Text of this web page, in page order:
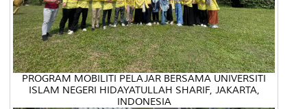
PROGRAM MOBILITI PELAJAR BERSAMA UNIVERSITI
ISLAM NEGERI HIDAYATULLAH SHARIF, JAKARTA,
INDONESIA